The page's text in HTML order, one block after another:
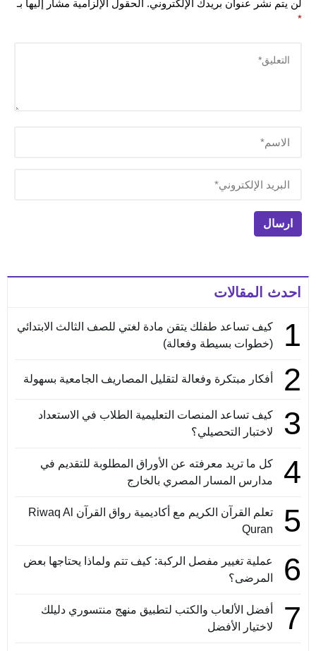
لن يتم نشر عنوان بريدك الإلكتروني. الحقول الإلزامية مشار إليها بـ
*
احدث المقالات
1
كيف تساعد طفلك يتقن مادة لغتي للصف الثالث الابتدائي
(خطوات بسيطة وفعالة)
2 أفكار مبتكرة وفعالة لتقليل المصاريف الجامعية بسهولة
3
كيف تساعد المنصات التعليمية الطلاب في الاستعداد
لاختبار التحصيلي؟
4
كل ما تريد معرفته عن الأوراق المطلوبة للتقديم في
مدارس المسار المصري بالخارج
5
تعلم القرآن الكريم مع أكاديمية رواق القرآن Riwaq Al
Quran
6
عملية تغيير مفصل الركبة: كيف تتم ولماذا يحتاجها بعض
المرضى؟
7
أفضل الألعاب والكتب لتطبيق منهج منتسوري دليلك
لاختيار الأفضل